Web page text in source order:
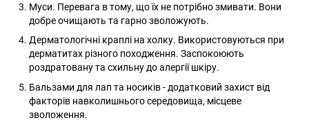
Муси. Перевага в тому, що їх не потрібно змивати. Вони
добре очищають та гарно зволожують.
Дерматологічні краплі на холку. Використовуються при
дерматитах різного походження. Заспокоюють
роздратовану та схильну до алергії шкіру.
Бальзами для лап та носиків - додатковий захист від
факторів навколишнього середовища, місцеве
зволоження.